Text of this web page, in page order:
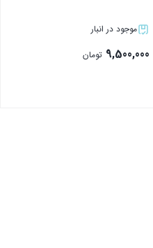
موجود در انبار
9,500,000 تومان